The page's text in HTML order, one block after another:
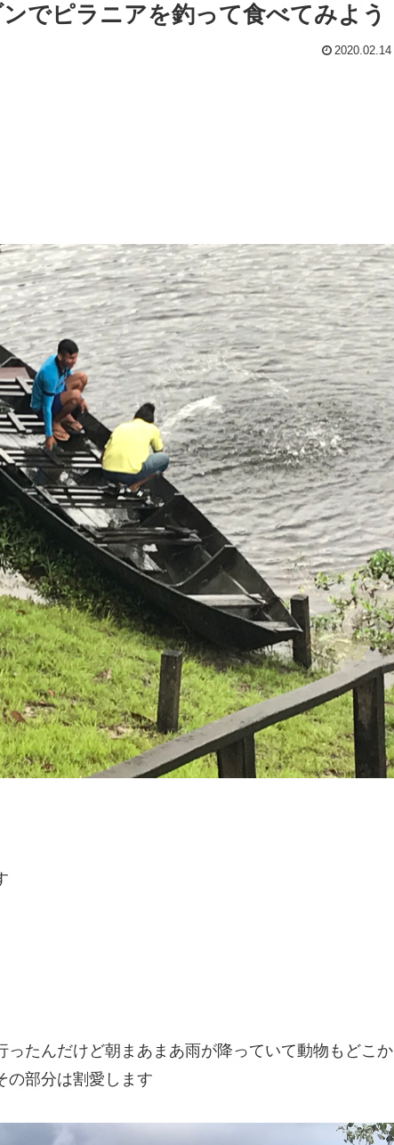
でピラニアを釣って食べてみよう
2020.02.14
たんだけど朝まあまあ雨が降っていて動物もどこか
の部分は割愛します